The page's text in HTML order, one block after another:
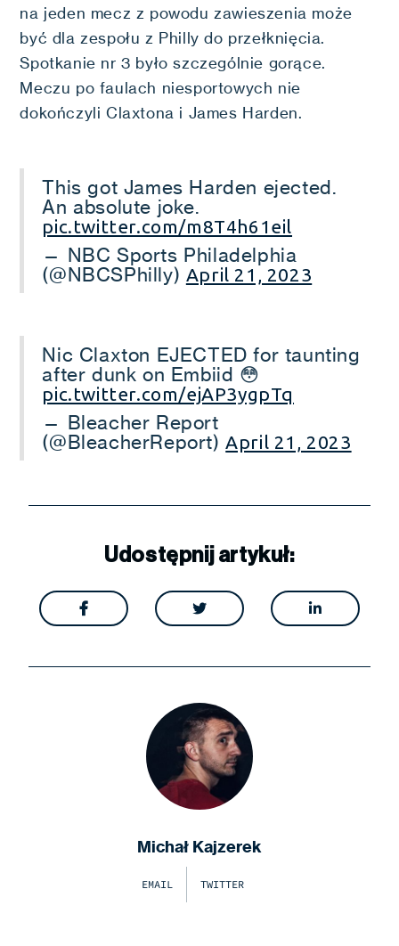
na jeden mecz z powodu zawieszenia może
być dla zespołu z Philly do przełknięcia.
Spotkanie nr 3 było szczególnie gorące.
Meczu po faulach niesportowych nie
dokończyli Claxtona i James Harden.
This got James Harden ejected.
An absolute joke.
pic.twitter.com/m8T4h61eil
— NBC Sports Philadelphia
(@NBCSPhilly) April 21, 2023
Nic Claxton EJECTED for taunting
after dunk on Embiid 😳
pic.twitter.com/ejAP3ygpTq
— Bleacher Report
(@BleacherReport)April 21, 2023
Udostępnij artykuł:
  
Michał Kajzerek
EMAIL TWITTER